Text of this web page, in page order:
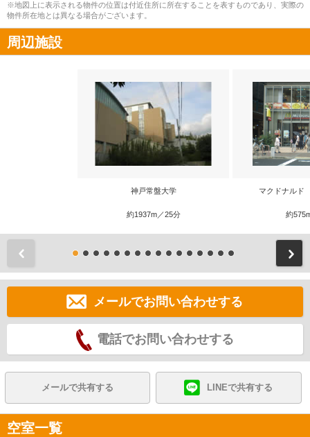
※地図上に表示される物件の位置は付近住所に所在することを表すものであり、実際の
物件所在地とは異なる場合がございます。
周辺施設
神戸常盤大学
約1937m／25分
マクドナルド
約
メールでお問い合わせする
電話でお問い合わせする
メールで共有する LINEで共有する
空室一覧